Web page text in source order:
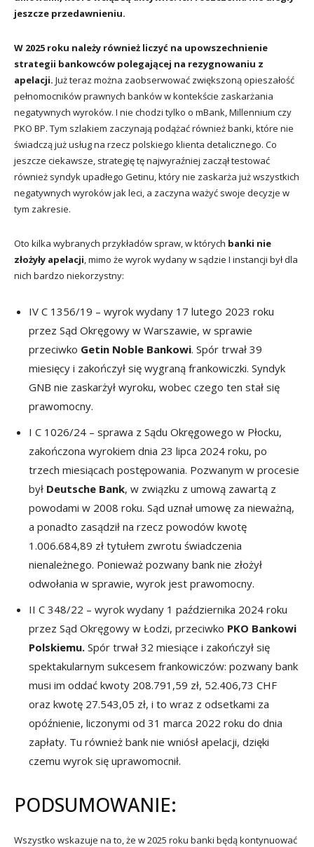
jeszcze przedawnieniu.
W 2025 roku należy również liczyć na upowszechnienie
strategii bankowców polegającej na rezygnowaniu z
apelacji. Już teraz można zaobserwować zwiększoną opieszałość
pełnomocników prawnych banków w kontekście zaskarżania
negatywnych wyroków. I nie chodzi tylko o mBank, Millennium czy
PKO BP. Tym szlakiem zaczynają podążać również banki, które nie
świadczą już usług na rzecz polskiego klienta detalicznego. Co
jeszcze ciekawsze, strategię tę najwyraźniej zaczął testować
również syndyk upadłego Getinu, który nie zaskarża już wszystkich
negatywnych wyroków jak leci, a zaczyna ważyć swoje decyzje w
tym zakresie.
Oto kilka wybranych przykładów spraw, w których banki nie
złożyły apelacji, mimo że wyrok wydany w sądzie I instancji był dla
nich bardzo niekorzystny:
IV C 1356/19 – wyrok wydany 17 lutego 2023 roku
przez Sąd Okręgowy w Warszawie, w sprawie
przeciwko Getin Noble Bankowi. Spór trwał 39
miesięcy i zakończył się wygraną frankowiczki. Syndyk
GNB nie zaskarżył wyroku, wobec czego ten stał się
prawomocny.
I C 1026/24 – sprawa z Sądu Okręgowego w Płocku,
zakończona wyrokiem dnia 23 lipca 2024 roku, po
trzech miesiącach postępowania. Pozwanym w procesie
był Deutsche Bank, w związku z umową zawartą z
powodami w 2008 roku. Sąd uznał umowę za nieważną,
a ponadto zasądził na rzecz powodów kwotę
1.006.684,89 zł tytułem zwrotu świadczenia
nienależnego. Ponieważ pozwany bank nie złożył
odwołania w sprawie, wyrok jest prawomocny.
II C 348/22 – wyrok wydany 1 października 2024 roku
przez Sąd Okręgowy w Łodzi, przeciwko PKO Bankowi
Polskiemu. Spór trwał 32 miesiące i zakończył się
spektakularnym sukcesem frankowiczów: pozwany bank
musi im oddać kwoty 208.791,59 zł, 52.406,73 CHF
oraz kwotę 27.543,05 zł, i to wraz z odsetkami za
opóźnienie, liczonymi od 31 marca 2022 roku do dnia
zapłaty. Tu również bank nie wniósł apelacji, dzięki
czemu wyrok się uprawomocnił.
PODSUMOWANIE:
Wszystko wskazuje na to, że w 2025 roku banki będą kontynuować